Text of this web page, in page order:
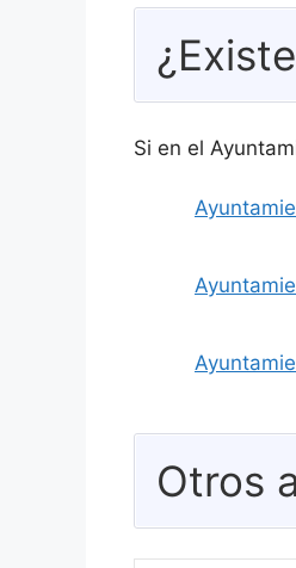
Si en el
Otros